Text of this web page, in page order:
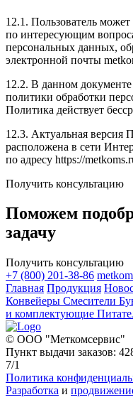
12.1. Пользователь
по интересующим
персональных данных,
электронной почты
12.2. В данном
политики обработки
Политика действует
12.3. Актуальная версия
расположена в сети
по адресу https://
Получить консультацию
Поможем
задачу
Получить консультацию
+7 (800) 201-38-86
Главная Продукция
Конвейеры Смесители
и комплектующие
© ООО "Меткомсервис"
Пункт выдачи заказов:
7/1
Политика
Разработка и